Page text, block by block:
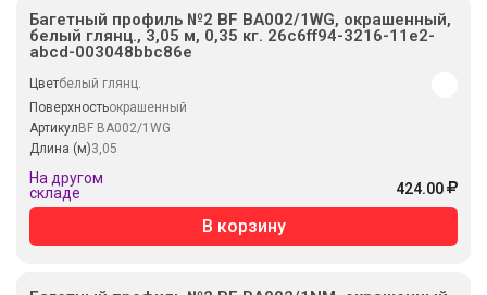
Багетный профиль №2 BF BA002/1WG, окрашенный,
белый глянц., 3,05 м, 0,35 кг. 26c6ff94-3216-11e2-
abcd-003048bbc86e
Цветбелый глянц.
Поверхностьокрашенный
АртикулBF BA002/1WG
Длина (м)3,05
На другом
складе
424.00
В корзину